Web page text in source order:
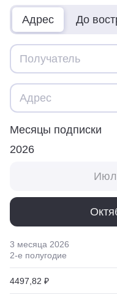
Адрес До
Месяцы подписки
2026
3 месяца 2026
2-е полугодие
4497,82 ₽